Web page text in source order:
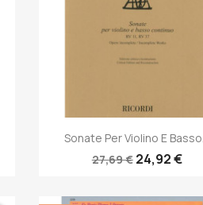
Anteprima
Sonate Per Violino E Basso...
27,69 € 24,92 €